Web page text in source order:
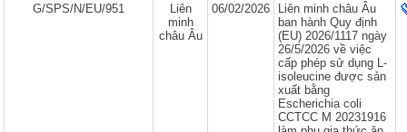
G/SPS/N/EU/951
Liên
minh
châu Âu
06/02/2026
Liên minh châu Âu
ban hành Quy định
(EU) 2026/1117 ngày
26/5/2026 về việc
cấp phép sử dụng L-
isoleucine được sản
xuất bằng
Escherichia coli
CCTCC M 20231916